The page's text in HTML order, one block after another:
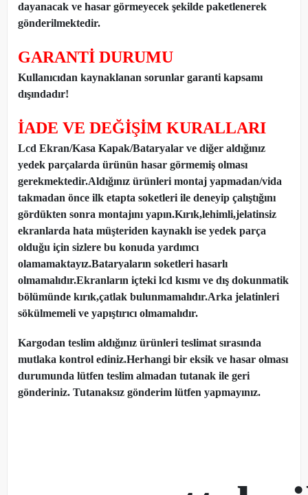
dayanacak ve hasar görmeyecek şekilde paketlenerek
gönderilmektedir.
GARANTİ DURUMU
Kullanıcıdan kaynaklanan sorunlar garanti kapsamı
dışındadır!
İADE VE DEĞİŞİM KURALLARI
Lcd Ekran/Kasa Kapak/Bataryalar ve diğer aldığınız
yedek parçalarda ürünün hasar görmemiş olması
gerekmektedir.Aldığınız ürünleri montaj yapmadan/vida
takmadan önce ilk etapta soketleri ile deneyip çalıştığını
gördükten sonra montajını yapın.Kırık,lehimli,jelatinsiz
ekranlarda hata müşteriden kaynaklı ise yedek parça
olduğu için sizlere bu konuda yardımcı
olamamaktayız.Bataryaların soketleri hasarlı
olmamalıdır.Ekranların içteki lcd kısmı ve dış dokunmatik
bölümünde kırık,çatlak bulunmamalıdır.Arka jelatinleri
sökülmemeli ve yapıştırıcı olmamalıdır.
Kargodan teslim aldığınız ürünleri teslimat sırasında
mutlaka kontrol ediniz.Herhangi bir eksik ve hasar olması
durumunda lütfen teslim almadan tutanak ile geri
gönderiniz. Tutanaksız gönderim lütfen yapmayınız.